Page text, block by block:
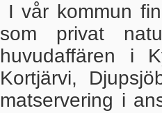
I vår kommun
som privat
huvudaffären i
Kortjärvi,
matservering i